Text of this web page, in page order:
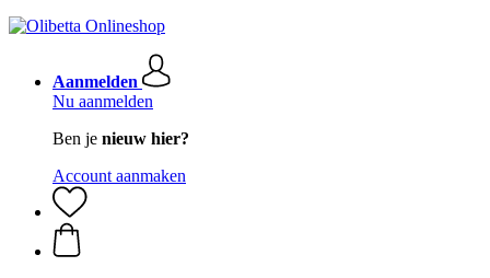
Aanmelden
Nu aanmelden
Ben je nieuw hier?
Account aanmaken